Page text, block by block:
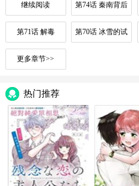
继续阅读 第74话 秦南背后
的人
第71话 解毒 第70话 冰雪的试
更多章节>>
热门推荐